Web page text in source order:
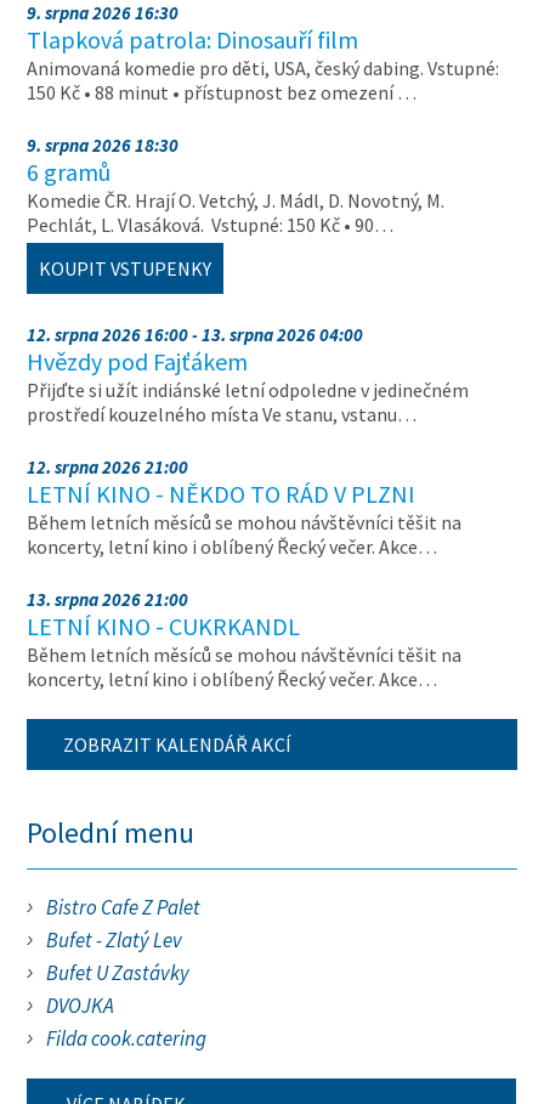
9. srpna 2026 16:30
Tlapková patrola: Dinosauří film
Animovaná komedie pro děti, USA, český dabing. Vstupné:
150 Kč • 88 minut • přístupnost bez omezení …
9. srpna 2026 18:30
6 gramů
Komedie ČR. Hrají O. Vetchý, J. Mádl, D. Novotný, M.
Pechlát, L. Vlasáková. Vstupné: 150 Kč • 90…
KOUPIT VSTUPENKY
12. srpna 2026 16:00 - 13. srpna 2026 04:00
Hvězdy pod Fajťákem
Přijďte si užít indiánské letní odpoledne v jedinečném
prostředí kouzelného místa Ve stanu, vstanu…
12. srpna 2026 21:00
LETNÍ KINO - NĚKDO TO RÁD V PLZNI
Během letních měsíců se mohou návštěvníci těšit na
koncerty, letní kino i oblíbený Řecký večer. Akce…
13. srpna 2026 21:00
LETNÍ KINO - CUKRKANDL
Během letních měsíců se mohou návštěvníci těšit na
koncerty, letní kino i oblíbený Řecký večer. Akce…
ZOBRAZIT KALENDÁŘ AKCÍ
Polední menu
Bistro Cafe Z Palet
Bufet - Zlatý Lev
Bufet U Zastávky
DVOJKA
Filda cook.catering